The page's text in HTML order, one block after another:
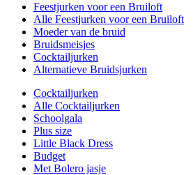
Feestjurken voor een Bruiloft
Alle Feestjurken voor een Bruiloft
Moeder van de bruid
Bruidsmeisjes
Cocktailjurken
Alternatieve Bruidsjurken
Cocktailjurken
Alle Cocktailjurken
Schoolgala
Plus size
Little Black Dress
Budget
Met Bolero jasje